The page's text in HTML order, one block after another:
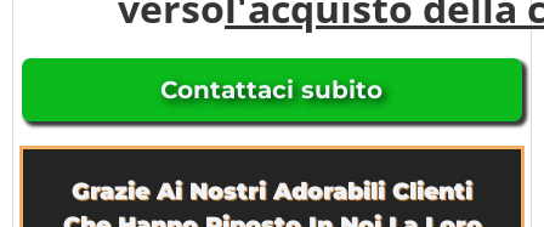
Contattaci subito
Grazie Ai Nostri Adorabili Clienti